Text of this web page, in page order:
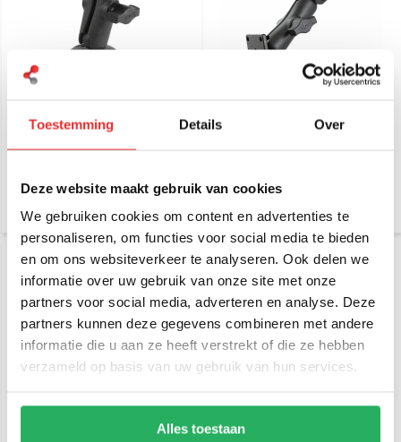
Toestemming Details Over
Deze website maakt gebruik van cookies
We gebruiken cookies om content en advertenties te
personaliseren, om functies voor social media te bieden
en om ons websiteverkeer te analyseren. Ook delen we
informatie over uw gebruik van onze site met onze
partners voor social media, adverteren en analyse. Deze
partners kunnen deze gegevens combineren met andere
informatie die u aan ze heeft verstrekt of die ze hebben
verzameld op basis van uw gebruik van hun services.
Alles toestaan
€ 28,88 Excl. btw
Brodit AMPS aansluiting
RAM-B-166-347U
€ 53,68 Excl. btw
RAM Mount Klemhouder C
Brodit Proclip MB
(extra sterk) 213491